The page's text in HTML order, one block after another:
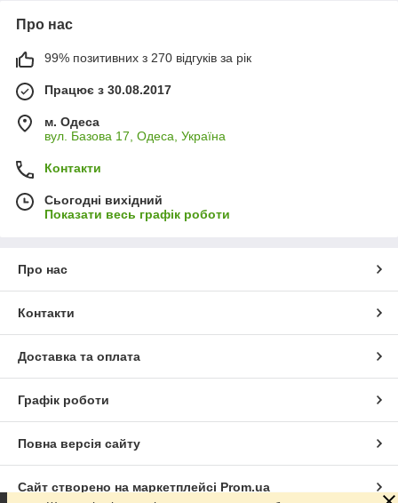
Про нас
99% позитивних з 270 відгуків за рік
Працює з 30.08.2017
м. Одеса
вул. Базова 17, Одеса, Україна
Контакти
Сьогодні вихідний
Показати весь графік роботи
Про нас
Контакти
Доставка та оплата
Графік роботи
Повна версія сайту
Сайт створено на маркетплейсі Prom.ua